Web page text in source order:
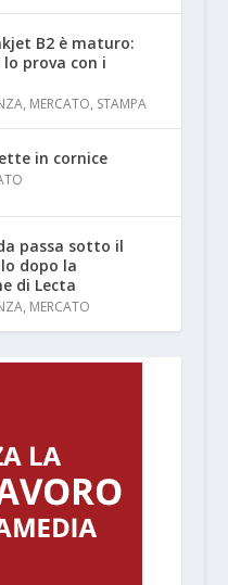
B2 è maturo:
lo prova con i
, MERCATO, STAMPA
in cornice
passa sotto il
dopo la
di Lecta
, MERCATO